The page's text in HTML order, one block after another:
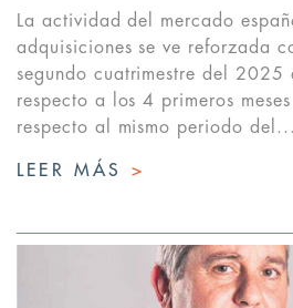
La actividad del mercado
adquisiciones se ve reforzada
segundo cuatrimestre del
respecto a los 4 primeros
respecto al mismo periodo del...
LEER MÁS >